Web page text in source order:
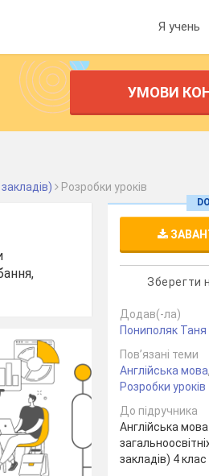
Я учень
УМОВИ
Розробки уроків
Зберегти
Додав(-ла)
Пониполяк Таня
Пов’язані теми
Англійська мова,
Розробки уроків
До підручника
Англійська
закладів) 4